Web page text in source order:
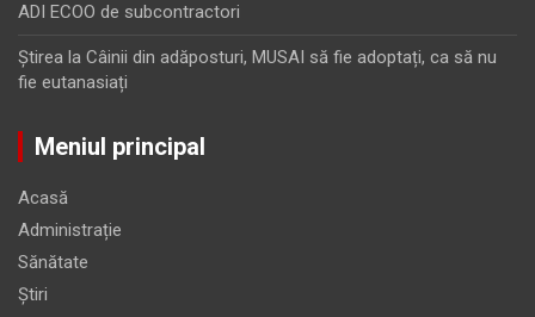
ADI ECOO de subcontractori
Ştirea la Câinii din adăposturi, MUSAI să fie adoptați, ca să nu
fie eutanasiați
Meniul principal
Acasă
Administrație
Sănătate
Știri